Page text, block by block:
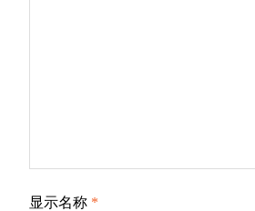
显示名称 *